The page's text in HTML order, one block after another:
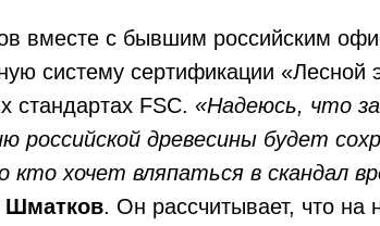
вместе с бывшим российским
систему сертификации «Лесной
стандартах FSC. «Надеюсь, что
российской древесины будет
кто хочет вляпаться в скандал
Шматков. Он рассчитывает, что на